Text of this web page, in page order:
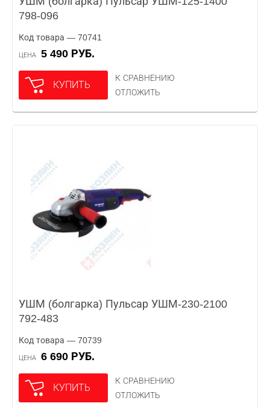
798-096
Код товара — 70741
ЦЕНА 5 490 РУБ.
КУПИТЬ
К СРАВНЕНИЮ
ОТЛОЖИТЬ
УШМ (болгарка) Пульсар УШМ-230-2100
792-483
Код товара — 70739
ЦЕНА 6 690 РУБ.
КУПИТЬ
К СРАВНЕНИЮ
ОТЛОЖИТЬ